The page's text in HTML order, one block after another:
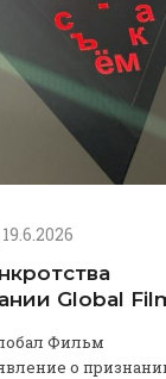
Global
Фильм
о